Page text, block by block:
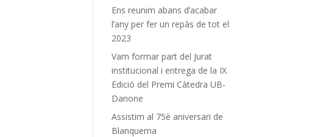
Ens reunim abans d’acabar
l’any per fer un repàs de tot el
2023
Vam formar part del Jurat
institucional i entrega de la IX
Edició del Premi Càtedra UB-
Danone
Assistim al 75è aniversari de
Blanquerna